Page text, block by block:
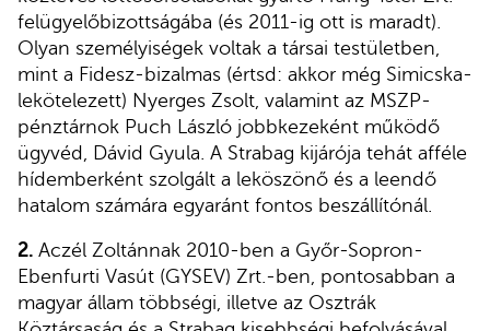
felügyelőbizottságába (és 2011-ig ott is maradt).
Olyan személyiségek voltak a társai testületben,
mint a Fidesz-bizalmas (értsd: akkor még Simicska-
lekötelezett) Nyerges Zsolt, valamint az MSZP-
pénztárnok Puch László jobbkezeként működő
ügyvéd, Dávid Gyula. A Strabag kijárója tehát afféle
hídemberként szolgált a leköszönő és a leendő
hatalom számára egyaránt fontos beszállítónál.
2. Aczél Zoltánnak 2010-ben a Győr-Sopron-
Ebenfurti Vasút (GYSEV) Zrt.-ben, pontosabban a
magyar állam többségi, illetve az Osztrák